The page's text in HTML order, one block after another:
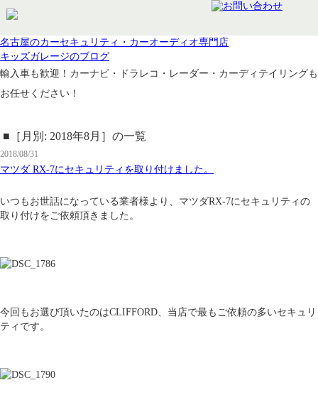
名古屋のカーセキュリティ・カーオーディオ専門店
キッズガレージのブログ
輸入車も歓迎！カーナビ・ドラレコ・レーダー・カーディテイリングも
お任せください！
■［月別: 2018年8月］の一覧
2018/08/31
マツダ RX-7にセキュリティを取り付けました。
いつもお世話になっている業者様より、マツダRX-7にセキュリティの
取り付けをご依頼頂きました。
今回もお選び頂いたのはCLIFFORD、当店で最もご依頼の多いセキュリ
ティです。